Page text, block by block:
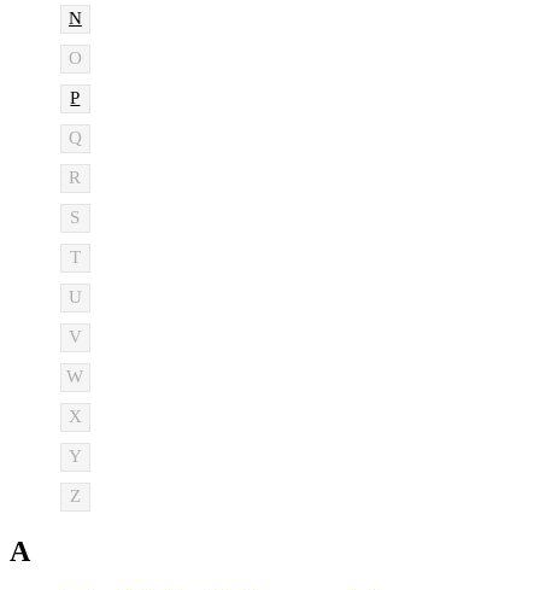
N
O
P
Q
R
S
T
U
V
W
X
Y
Z
A